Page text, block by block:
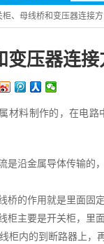
柜、母线桥和变压器连接
变压器连接
材料制作的，在电
是沿金属导体传输的
桥的作用就是里面固
柜主要是开关柜，里
柜内的到断路器上，